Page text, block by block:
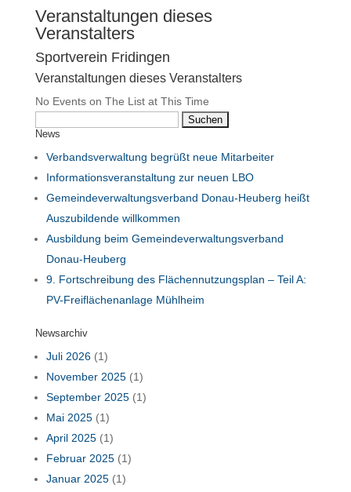
Veranstaltungen dieses
Veranstalters
Sportverein Fridingen
Veranstaltungen dieses Veranstalters
No Events on The List at This Time
nach:
News
Verbandsverwaltung begrüßt neue Mitarbeiter
Informationsveranstaltung zur neuen LBO
Gemeindeverwaltungsverband Donau-Heuberg heißt
Auszubildende willkommen
Ausbildung beim Gemeindeverwaltungsverband
Donau-Heuberg
9. Fortschreibung des Flächennutzungsplan – Teil A:
PV-Freiflächenanlage Mühlheim
Newsarchiv
Juli 2026(1)
November 2025(1)
September 2025(1)
Mai 2025(1)
April 2025(1)
Februar 2025(1)
Januar 2025(1)